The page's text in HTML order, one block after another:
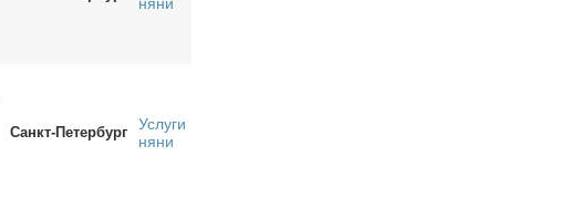
Санкт-Петербург
Услуги
няни